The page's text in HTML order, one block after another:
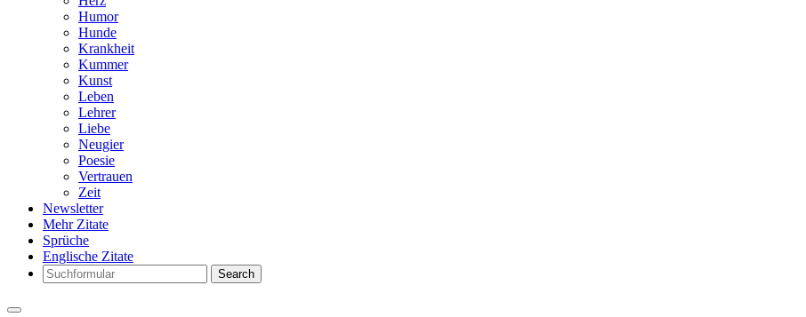
Humor
Hunde
Krankheit
Kummer
Kunst
Leben
Lehrer
Liebe
Neugier
Poesie
Vertrauen
Zeit
Newsletter
Mehr Zitate
Sprüche
Englische Zitate
Search